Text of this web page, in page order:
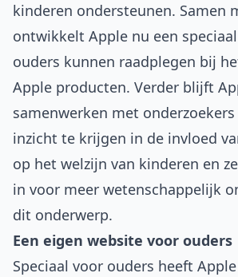
kinderen ondersteunen. Samen
ontwikkelt Apple nu een
ouders kunnen raadplegen bij
Apple producten. Verder blijft
samenwerken met
inzicht te krijgen in de invloed
op het welzijn van kinderen en
in voor meer wetenschappelijk
dit onderwerp.
Een eigen website voor ouders
Speciaal voor ouders heeft